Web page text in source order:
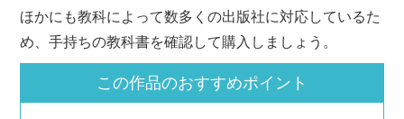
ほかにも教科によって数多くの出版社に対応しているた
め、手持ちの教科書を確認して購入しましょう。
この作品のおすすめポイント